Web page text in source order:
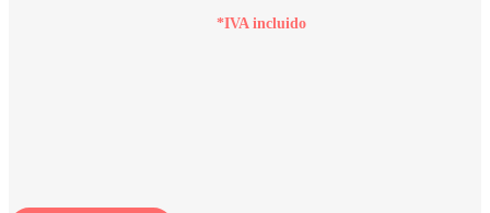
*IVA incluido